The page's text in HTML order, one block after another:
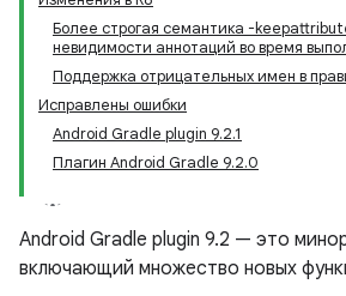
Более строгая семантика -
невидимости аннотаций во время
Поддержка отрицательных имен в
Исправлены ошибки
Android Gradle plugin 9.2.1
Плагин Android Gradle 9.2.0
Android Gradle plugin 9.2 — это
включающий множество новых